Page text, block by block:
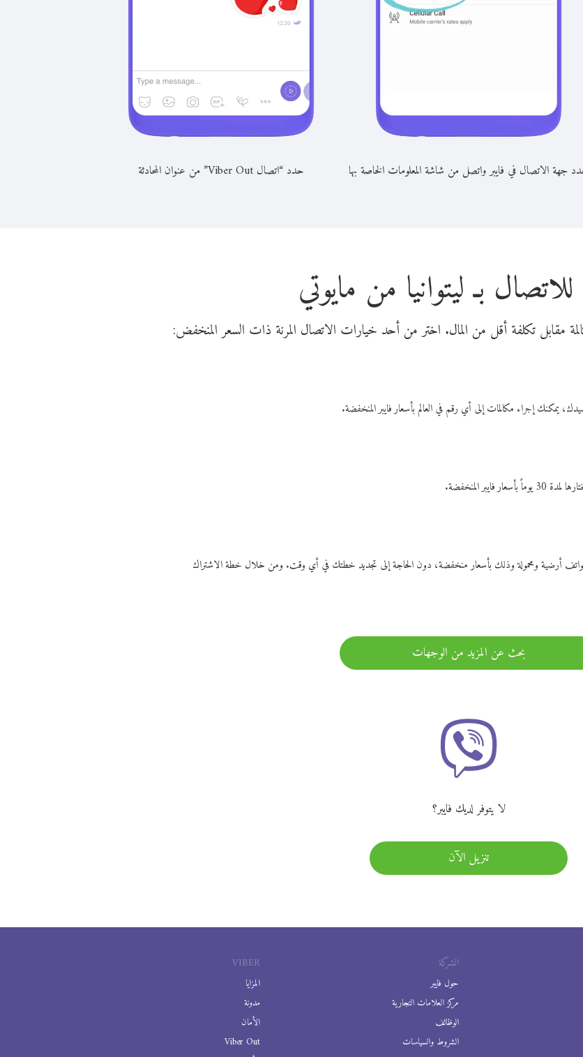
جهة الاتصال في فايبر واتصل من شاشة المعلومات الخاصة بها حدد “اتصال Viber Out” من عنوان المحادثة
بـ ليتوانيا من مايوتي
هواتف أرضية ومحمولة وذلك بأسعار منخفضة، دون الحاجة إلى تجديد خطتك في أي وقت. ومن خلال خطة الاشتراك
بحث عن المزيد من الوجهات
لا يتوفر لديك فايبر؟
تنزيل الآن
VIBER
المزايا
مدونة
الأمان
Viber Out
الشركة
حول فايبر
مركز العلامات التجارية
الوظائف
الشروط والسياسات